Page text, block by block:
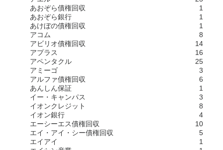
あおぞら債権回収
1
あおぞら銀行
1
あけぼの債権回収
1
アコム
8
アビリオ債権回収
14
アプラス
16
アペンタクル
25
アミーゴ
3
アルファ債権回収
6
あんしん保証
1
イー・キャンパス
3
イオンクレジット
8
イオン銀行
4
エーシーエス債権回収
10
エイ・アイ・シー債権回収
5
エイアイ
1